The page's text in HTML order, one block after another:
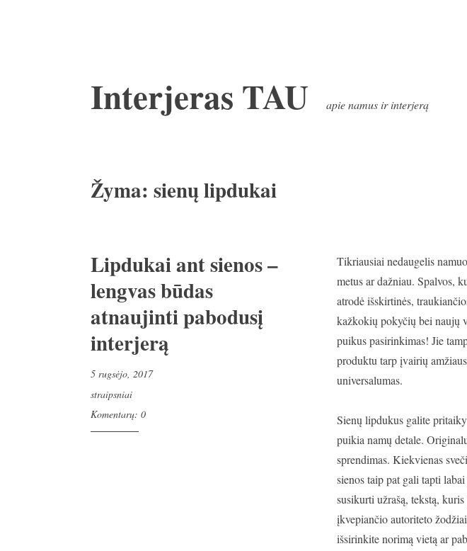
prie
turinio
Interjeras TAU apie namus ir interjerą
Žyma: sienų lipdukai
Lipdukai ant sienos –
lengvas būdas
atnaujinti pabodusį
interjerą
5 rugsėjo, 2017
straipsniai
Komentarų: 0
Tikriausiai nedaugelis
metus ar dažniau. Spalvos,
atrodė išskirtinės,
kažkokių pokyčių bei naujų
puikus pasirinkimas! Jie
produktu tarp įvairių
universalumas.
Sienų lipdukus galite
puikia namų detale.
sprendimas. Kiekvienas
sienos taip pat gali tapti
susikurti užrašą, tekstą,
įkvepiančio autoriteto
išsirinkite norimą vietą ar